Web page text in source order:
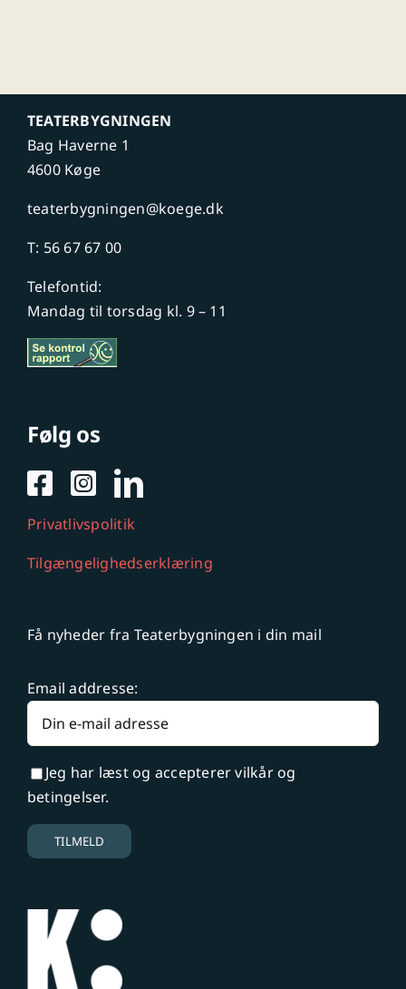
TEATERBYGNINGEN
Bag Haverne 1
4600 Køge
teaterbygningen@koege.dk
T: 56 67 67 00
Telefontid:
Mandag til torsdag kl. 9 – 11
Følg os
Privatlivspolitik
Tilgængelighedserklæring
Få nyheder fra Teaterbygningen i din mail
Email addresse:
Jeg har læst og accepterer vilkår og
betingelser.